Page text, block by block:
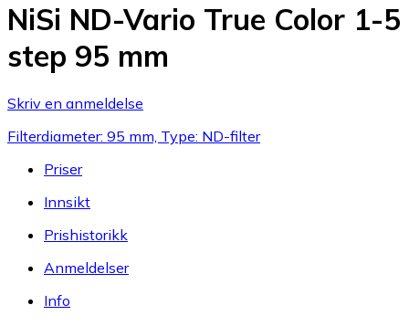
NiSi ND-Vario True Color 1-5
step 95 mm
Skriv en anmeldelse
Filterdiameter: 95 mm, Type: ND-filter
Priser
Innsikt
Prishistorikk
Anmeldelser
Info